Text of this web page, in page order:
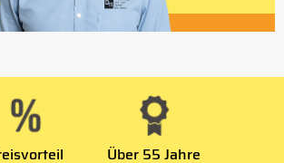
Über 55 Jahre